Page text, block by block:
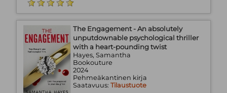
The Engagement - An absolutely
unputdownable psychological thriller
with a heart-pounding twist
Hayes, Samantha
Bookouture
2024
Pehmeäkantinen kirja
Saatavuus: Tilaustuote